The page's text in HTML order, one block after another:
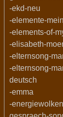
-ekd-neu
-elemente-
-elements-of-
-elisabeth-
-elternsong-
-elternsong-
deutsch
-emma
-